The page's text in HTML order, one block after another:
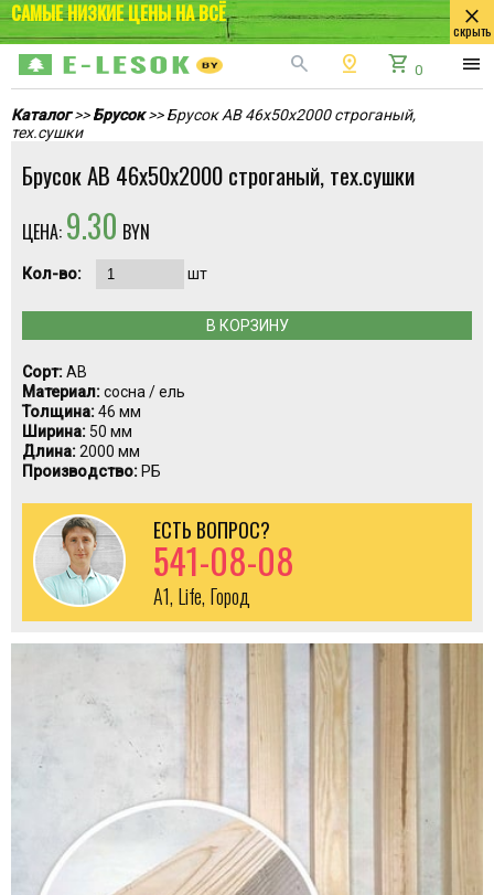
САМЫЕ НИЗКИЕ ЦЕНЫ НА ВСЁ close
скрыть
search pin_drop shopping_cart 0 menu
Каталог>>Брусок >> Брусок AB 46x50x2000 строганый,
тех.сушки
Брусок AB 46x50x2000 строганый, тех.сушки
ЦЕНА: 9.30 BYN
Кол-во: шт
В КОРЗИНУ
Сорт:АВ
Материал:сосна / ель
Толщина:46 мм
Ширина: 50 мм
Длина:2000 мм
Производство: РБ
ЕСТЬ ВОПРОС?
541-08-08
A1, Life, Город